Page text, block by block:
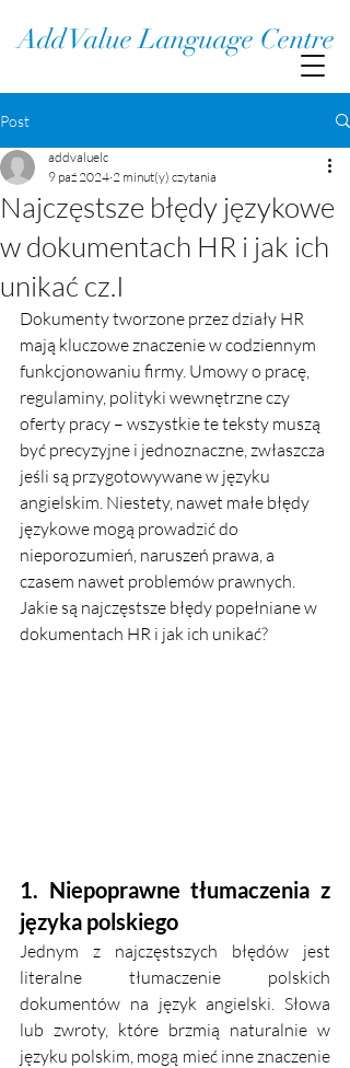
Add Value Language Centre
Post
Najczęstsze błędy językowe
w dokumentach HR i jak ich
unikać cz.I
addvaluelc
9 paź 2024 2 minut(y) czytania
Dokumenty tworzone przez działy HR
mają kluczowe znaczenie w codziennym
funkcjonowaniu firmy. Umowy o pracę,
regulaminy, polityki wewnętrzne czy
oferty pracy – wszystkie te teksty muszą
być precyzyjne i jednoznaczne, zwłaszcza
jeśli są przygotowywane w języku
angielskim. Niestety, nawet małe błędy
językowe mogą prowadzić do
nieporozumień, naruszeń prawa, a
czasem nawet problemów prawnych.
Jakie są najczęstsze błędy popełniane w
dokumentach HR i jak ich unikać?
1. Niepoprawne tłumaczenia z
języka polskiego
Jednym z najczęstszych błędów jest
literalne tłumaczenie polskich
dokumentów na język angielski. Słowa
lub zwroty, które brzmią naturalnie w
języku polskim, mogą mieć inne znaczenie